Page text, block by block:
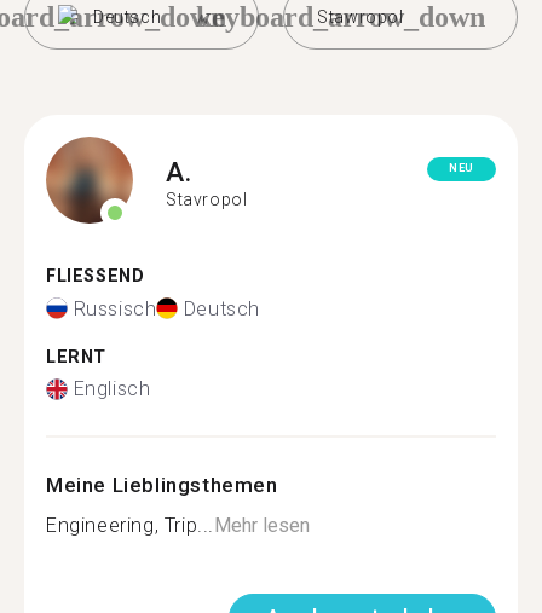
Deutsch Stawropol
keyboard_arrow_down
A.
Stavropol
NEU
FLIESSEND
Russisch Deutsch
LERNT
Englisch
Meine Lieblingsthemen
Engineering, Trip...Mehr lesen